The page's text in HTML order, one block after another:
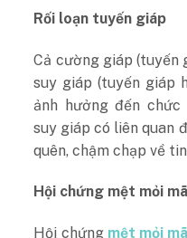
Rối loạn tuyến giáp
Cả cường giáp (tuyến
suy giáp (tuyến giáp
ảnh hưởng đến
suy giáp có liên quan
quên, chậm chạp về
Hội chứng mệt mỏi
Hội chứng mệt mỏi